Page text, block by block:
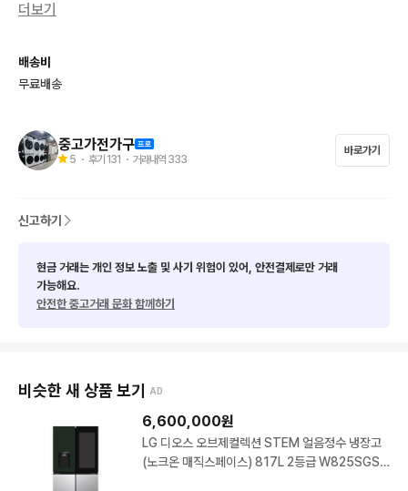
오로지 번개페이결제만 받습니다
(상점 영업정지대상)
✅️안전결제,번개페이 결제 수수료 무료‼️
✅️기본 배송거리내 배송설치도 무료‼️
✅️타지역 배송비 문의주세요
빌트인 작업시 스탠드5만원
빌트인 벽걸이 5만원추가
빌트인 투인원 10만원추가
1등급이 3등급,2등급이 4등급으로
됬습니다.요즘 출시되는 제품은
대부분 절약되는 인버터이니 안심하고 사용하세요.
설치받기전에 견적 문의주세요
💗안전거래 환영💗
더보기
배송비
무료배송
중고가전가구
5 ・ 후기 131 ・ 거래내역 333
바로가기
신고하기
현금 거래는 개인 정보 노출 및 사기 위험이 있어, 안전결제로만 거래
가능해요.
안전한 중고거래 문화 함께하기
비슷한 새 상품 보기 AD
6,600,000원
LG 디오스 오브제컬렉션 STEM 얼음정수 냉장고
(노크온 매직스페이스) 817L 2등급 W825SGS4